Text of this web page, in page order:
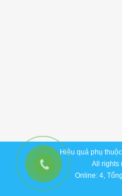
Hiệu quả phụ
All rights
Online: 4,